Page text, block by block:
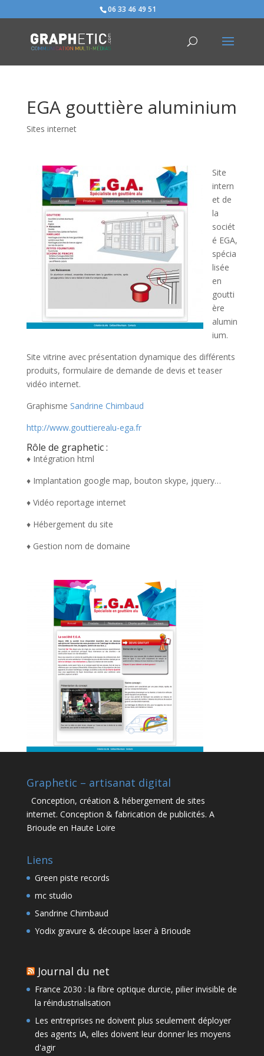
06 33 46 49 51
EGA gouttière aluminium
Sites internet
Site
intern
et de
la
sociét
é EGA,
spécia
lisée
en
goutti
ère
alumin
ium.
Site vitrine avec présentation dynamique des différents
produits, formulaire de demande de devis et teaser
vidéo internet.
Graphisme Sandrine Chimbaud
http://www.gouttierealu-ega.fr
Rôle de graphetic :
♦ Intégration html
♦ Implantation google map, bouton skype, jquery…
♦ Vidéo reportage internet
♦ Hébergement du site
♦ Gestion nom de domaine
Graphetic – artisanat digital
Conception, création & hébergement de sites
internet. Conception & fabrication de publicités. A
Brioude en Haute Loire
Liens
Green piste records
mc studio
Sandrine Chimbaud
Yodix gravure & découpe laser à Brioude
Journal du net
France 2030 : la fibre optique durcie, pilier invisible de
la réindustrialisation
Les entreprises ne doivent plus seulement déployer
des agents IA, elles doivent leur donner les moyens
d'agir